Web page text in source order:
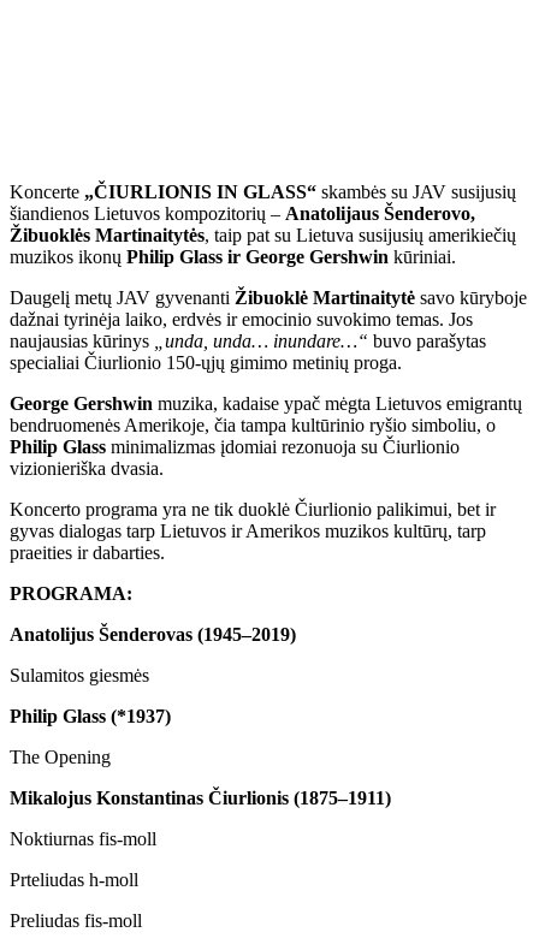
Koncerte „ČIURLIONIS IN GLASS“ skambės su JAV susijusių
šiandienos Lietuvos kompozitorių – Anatolijaus Šenderovo,
Žibuoklės Martinaitytės, taip pat su Lietuva susijusių amerikiečių
muzikos ikonų Philip Glass ir George Gershwin kūriniai.
Daugelį metų JAV gyvenanti Žibuoklė Martinaitytė savo kūryboje
dažnai tyrinėja laiko, erdvės ir emocinio suvokimo temas. Jos
naujausias kūrinys
„unda, unda… inundare…“ buvo parašytas
specialiai Čiurlionio 150-ųjų gimimo metinių proga.
George Gershwin muzika, kadaise ypač mėgta Lietuvos emigrantų
bendruomenės Amerikoje, čia tampa kultūrinio ryšio simboliu, o
Philip Glass minimalizmas įdomiai rezonuoja su Čiurlionio
vizionieriška dvasia.
Koncerto programa yra ne tik duoklė Čiurlionio palikimui, bet ir
gyvas dialogas tarp Lietuvos ir Amerikos muzikos kultūrų, tarp
praeities ir dabarties.
PROGRAMA:
Anatolijus Šenderovas (1945–2019)
Sulamitos giesmės
Philip Glass (*1937)
The Opening
Mikalojus Konstantinas Čiurlionis (1875–1911)
Noktiurnas fis-moll
Prteliudas h-moll
Preliudas fis-moll